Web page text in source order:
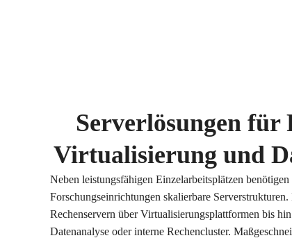
Serverlösungen für
Virtualisierung und
Neben leistungsfähigen Einzelarbeitsplätzen
Forschungseinrichtungen skalierbare
Rechenservern über Virtualisierungsplattformen bis
Datenanalyse oder interne Rechencluster.